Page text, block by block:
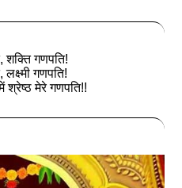
शक्ति गणपति!
लक्ष्मी गणपति!
श्रेष्ठ मेरे गणपति!!